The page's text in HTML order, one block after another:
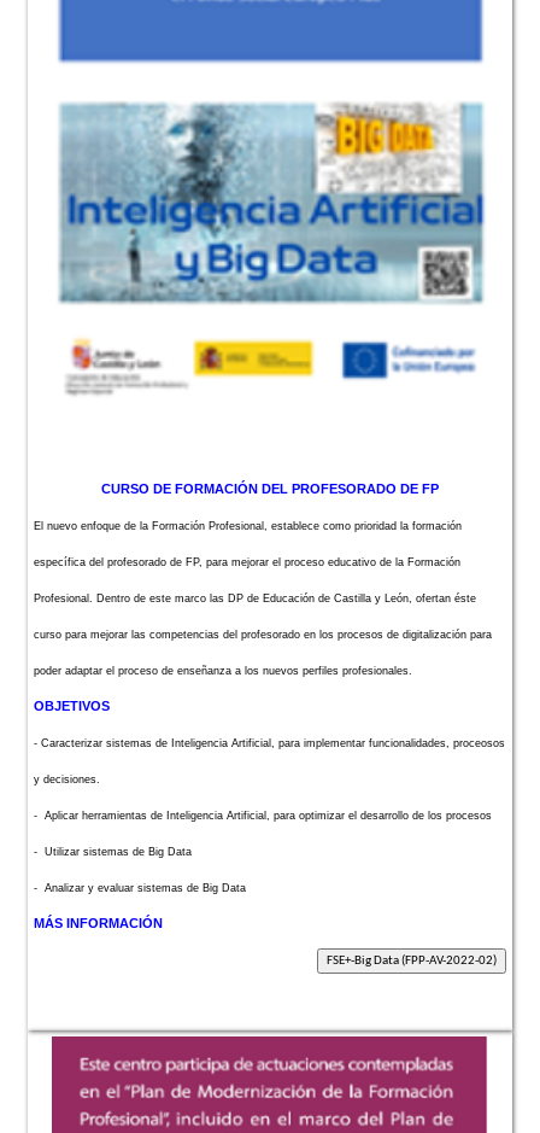
CURSO DE FORMACIÓN DEL PROFESORADO DE FP
El nuevo enfoque de la Formación Profesional, establece como prioridad la formación
específica del profesorado de FP, para mejorar el proceso educativo de la Formación
Profesional. Dentro de este marco las DP de Educación de Castilla y León, ofertan éste
curso para mejorar las competencias del profesorado en los procesos de digitalización para
poder adaptar el proceso de enseñanza a los nuevos perfiles profesionales.
OBJETIVOS
- Caracterizar sistemas de Inteligencia Artificial, para implementar funcionalidades, proceosos
y decisiones.
- Aplicar herramientas de Inteligencia Artificial, para optimizar el desarrollo de los procesos
- Utilizar sistemas de Big Data
- Analizar y evaluar sistemas de Big Data
MÁS INFORMACIÓN